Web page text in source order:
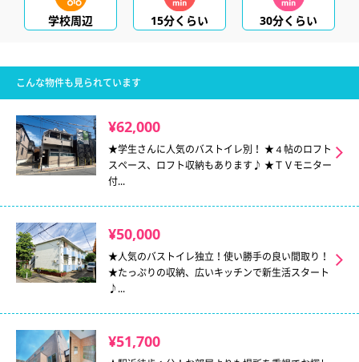
学校周辺 15分くらい 30分くらい
こんな物件も見られています
¥62,000
★学生さんに人気のバストイレ別！ ★４帖のロフト
スペース、ロフト収納もあります♪ ★ＴＶモニター
付...
¥50,000
★人気のバストイレ独立！使い勝手の良い間取り！
★たっぷりの収納、広いキッチンで新生活スタート
♪...
¥51,700